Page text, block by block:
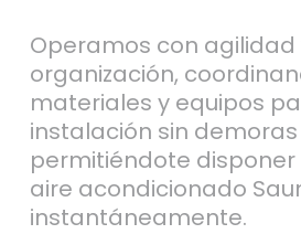
Operamos con agilidad
organización,
materiales y equipos
instalación sin
permitiéndote disponer
aire acondicionado
instantáneamente.